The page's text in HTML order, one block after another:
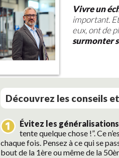
Vivre un
important.
eux, ont de
surmonter
Découvrez les conseils
Évitez les
tente quelque chose !”. Ce
chaque fois. Pensez à ce qui se
bout de la 1ère ou même de la